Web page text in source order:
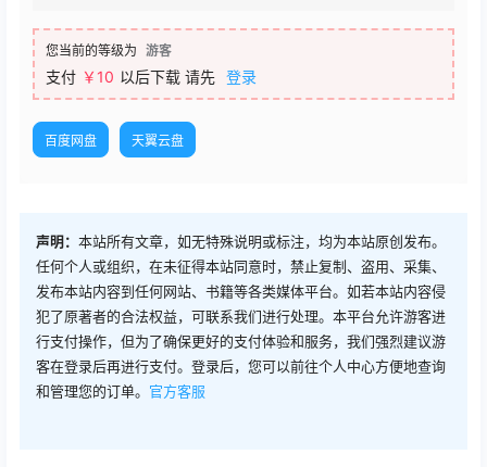
您当前的等级为 游客
支付 ￥ 10 以后下载 请先 登录
百度网盘 天翼云盘
声明： 本站所有文章，如无特殊说明或标注，均为本站原创发布。
任何个人或组织，在未征得本站同意时，禁止复制、盗用、采集、
发布本站内容到任何网站、书籍等各类媒体平台。如若本站内容侵
犯了原著者的合法权益，可联系我们进行处理。本平台允许游客进
行支付操作，但为了确保更好的支付体验和服务，我们强烈建议游
客在登录后再进行支付。登录后，您可以前往个人中心方便地查询
和管理您的订单。 官方客服